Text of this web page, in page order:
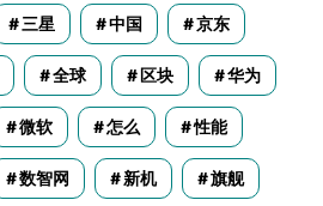
三星 中国 京东
全球 区块 华为
微软 怎么 性能
数智网 新机 旗舰